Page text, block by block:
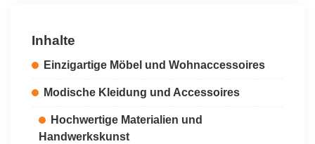
Inhalte
Einzigartige Möbel und Wohnaccessoires
Modische Kleidung und Accessoires
Hochwertige Materialien und
Handwerkskunst